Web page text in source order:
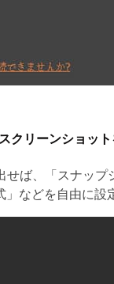
クリーンショット
せば、「スナッ
」などを自由に設